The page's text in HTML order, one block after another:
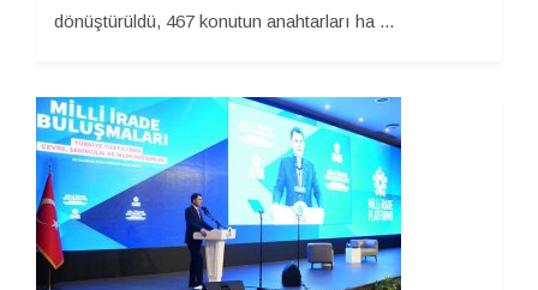
dönüştürüldü, 467 konutun anahtarları ha ...